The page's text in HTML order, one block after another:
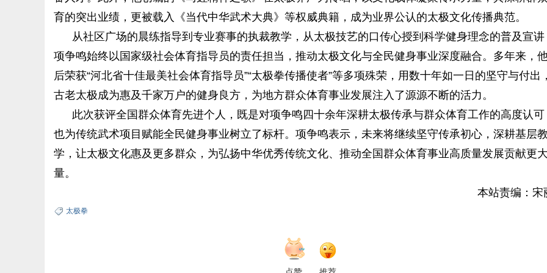
步
育的突出业绩，更被载入《当代中华武术大典》等权威典籍，成为业界公认的太极文化传播典范。
从社区广场的晨练指导到专业赛事的执裁教学，从太极技艺的口传心授到科学健身理念的普及宣讲
项争鸣始终以国家级社会体育指导员的责任担当，推动太极文化与全民健身事业深度融合。多年来，
后荣获“河北省十佳最美社会体育指导员”“太极拳传播使者”等多项殊荣，用数十年如一日的坚守与付出
古老太极成为惠及千家万户的健身良方，为地方群众体育事业发展注入了源源不断的活力。
此次获评全国群众体育先进个人，既是对项争鸣四十余年深耕太极传承与群众体育工作的高度认可
也为传统武术项目赋能全民健身事业树立了标杆。项争鸣表示，未来将继续坚守传承初心，深耕基层教
学，让太极文化惠及更多群众，为弘扬中华优秀传统文化、推动全国群众体育事业高质量发展贡献更
量。
本站责编：宋
太极拳